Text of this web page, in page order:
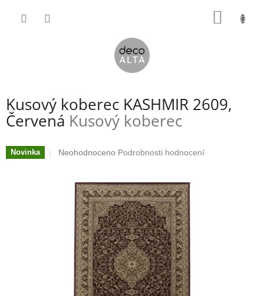
Kusový koberec KASHMIR 2609,
Červená Kusový koberec
Novinka
Průměrné
hvězdiček.
Neohodnoceno Podrobnosti hodnocení